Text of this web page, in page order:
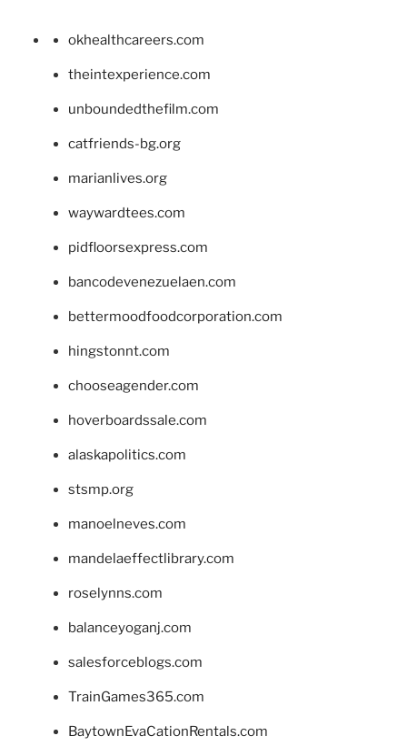
okhealthcareers.com
theintexperience.com
unboundedthefilm.com
catfriends-bg.org
marianlives.org
waywardtees.com
pidfloorsexpress.com
bancodevenezuelaen.com
bettermoodfoodcorporation.com
hingstonnt.com
chooseagender.com
hoverboardssale.com
alaskapolitics.com
stsmp.org
manoelneves.com
mandelaeffectlibrary.com
roselynns.com
balanceyoganj.com
salesforceblogs.com
TrainGames365.com
BaytownEvaCationRentals.com